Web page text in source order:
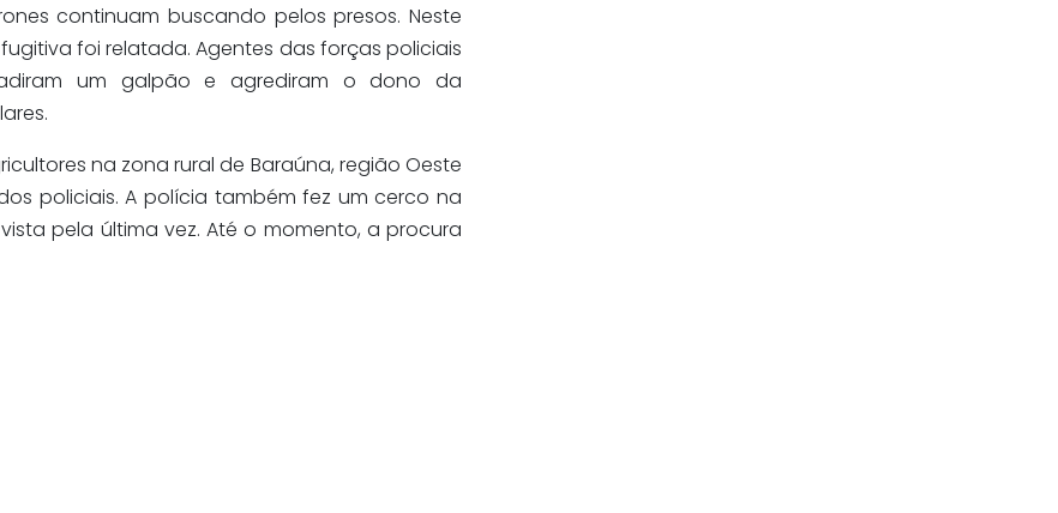
continuam buscando pelos presos. Neste
foi relatada. Agentes das forças policiais
um galpão e agrediram o dono da
na zona rural de Baraúna, região Oeste
policiais. A polícia também fez um cerco na
pela última vez. Até o momento, a procura